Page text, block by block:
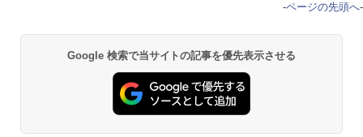
-ページの先頭へ-
Google 検索で当サイトの記事を優先表示させる